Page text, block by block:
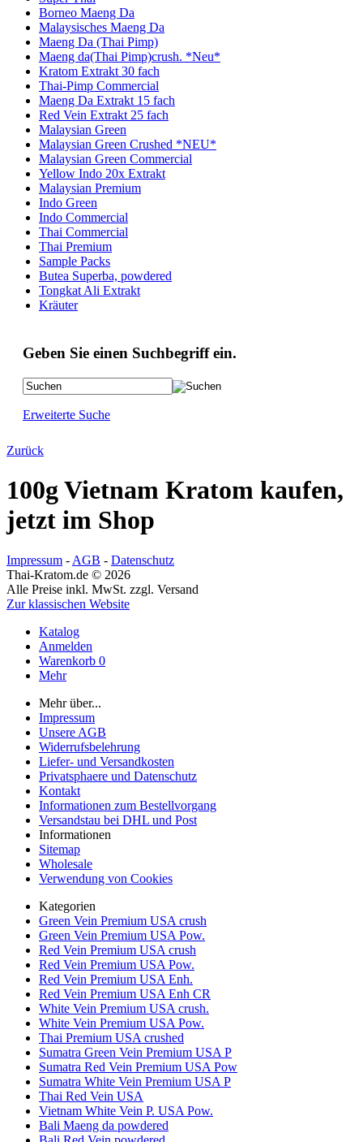
Borneo Maeng Da
Malaysisches Maeng Da
Maeng Da (Thai Pimp)
Maeng da(Thai Pimp)crush. *Neu*
Kratom Extrakt 30 fach
Thai-Pimp Commercial
Maeng Da Extrakt 15 fach
Red Vein Extrakt 25 fach
Malaysian Green
Malaysian Green Crushed *NEU*
Malaysian Green Commercial
Yellow Indo 20x Extrakt
Malaysian Premium
Indo Green
Indo Commercial
Thai Commercial
Thai Premium
Sample Packs
Butea Superba, powdered
Tongkat Ali Extrakt
Kräuter
Geben Sie einen Suchbegriff ein.
Erweiterte Suche
Zurück
100g Vietnam Kratom kaufen,
jetzt im Shop
Impressum - AGB - Datenschutz
Thai-Kratom.de © 2026
Alle Preise inkl. MwSt. zzgl. Versand
Zur klassischen Website
Katalog
Anmelden
Warenkorb 0
Mehr
Mehr über...
Impressum
Unsere AGB
Widerrufsbelehrung
Liefer- und Versandkosten
Privatsphaere und Datenschutz
Kontakt
Informationen zum Bestellvorgang
Versandstau bei DHL und Post
Informationen
Sitemap
Wholesale
Verwendung von Cookies
Kategorien
Green Vein Premium USA crush
Green Vein Premium USA Pow.
Red Vein Premium USA crush
Red Vein Premium USA Pow.
Red Vein Premium USA Enh.
Red Vein Premium USA Enh CR
White Vein Premium USA crush.
White Vein Premium USA Pow.
Thai Premium USA crushed
Sumatra Green Vein Premium USA P
Sumatra Red Vein Premium USA Pow
Sumatra White Vein Premium USA P
Thai Red Vein USA
Vietnam White Vein P. USA Pow.
Bali Maeng da powdered